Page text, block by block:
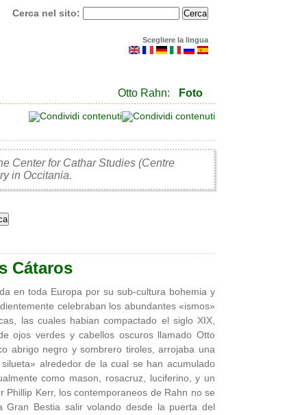
Cerca nel sito:
Scegliere la lingua
Otto Rahn: Foto
Center for Cathar Studies (Centre
in Occitania.
Cátaros
en toda Europa por su sub-cultura bohemia y
celebraban los abundantes «ismos»
las cuales habian compactado el siglo XIX,
ojos verdes y cabellos oscuros llamado Otto
abrigo negro y sombrero tiroles, arrojaba una
alrededor de la cual se han acumulado
como mason, rosacruz, luciferino, y un
Phillip Kerr, los contemporaneos de Rahn no se
Bestia salir volando desde la puerta del